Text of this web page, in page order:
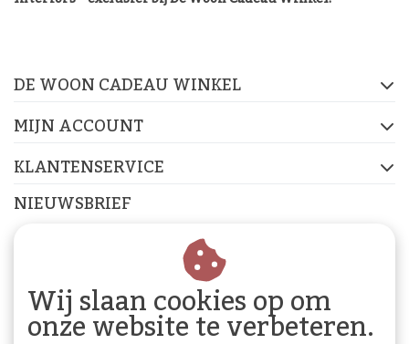
DE WOON CADEAU WINKEL
MIJN ACCOUNT
KLANTENSERVICE
NIEUWSBRIEF
Abonneer je op onze nieuwsbrief om op de hoogte te
Wij slaan cookies op om
onze website te verbeteren.